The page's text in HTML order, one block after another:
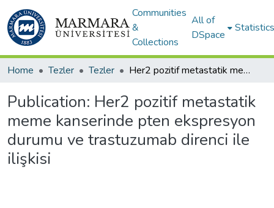
Communities
&
Collections
All of
DSpace
Statistics
Home Tezler Tezler Her2 pozitif metastatik meme kanserinde pten ekspresyon durumu ve trastuzumab direnci ile ilişkisi
Publication: Her2 pozitif metastatik
meme kanserinde pten ekspresyon
durumu ve trastuzumab direnci ile
ilişkisi